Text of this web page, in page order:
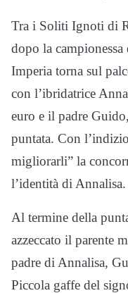
Tra i Soliti Ignoti di
dopo la
Imperia torna sul
con l’ibridatrice
euro e il padre
puntata. Con
migliorarli” la
l’identità di Annalisa.
Al termine della
azzeccato il parente
padre di Annalisa,
Piccola gaffe del